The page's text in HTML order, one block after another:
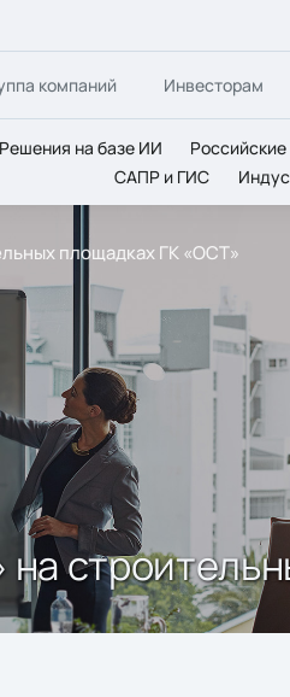
компаний Инвесторам
Решения на базе ИИ
САПР и ГИС
площадках ГК «ОСТ»